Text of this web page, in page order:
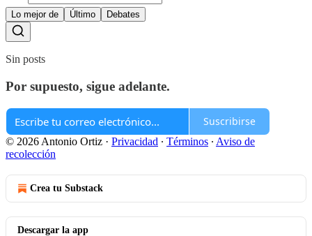
Lo mejor de Último Debates
Sin posts
Por supuesto, sigue adelante.
Suscribirse
© 2026 Antonio Ortiz · Privacidad ∙ Términos ∙ Aviso de
recolección
Crea tu Substack
Descargar la app